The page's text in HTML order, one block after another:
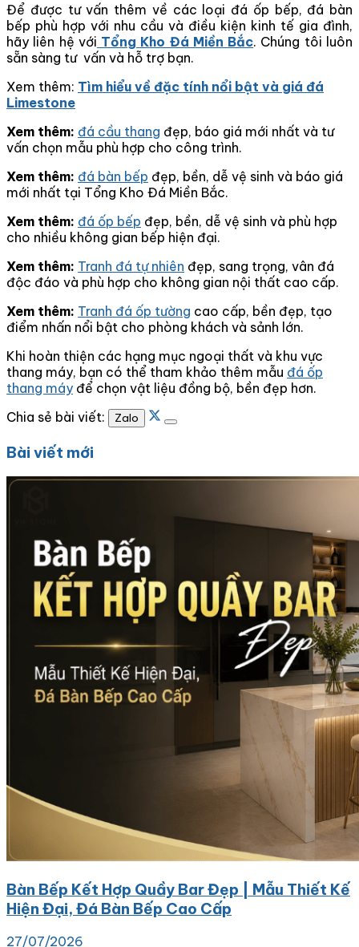
Để được tư vấn thêm về các loại đá ốp bếp, đá bàn
bếp phù hợp với nhu cầu và điều kiện kinh tế gia đình,
hãy liên hệ với Tổng Kho Đá Miền Bắc. Chúng tôi luôn
sẵn sàng tư vấn và hỗ trợ bạn.
Xem thêm: Tìm hiểu về đặc tính nổi bật và giá đá
Limestone
Xem thêm: đá cầu thang đẹp, báo giá mới nhất và tư
vấn chọn mẫu phù hợp cho công trình.
Xem thêm: đá bàn bếp đẹp, bền, dễ vệ sinh và báo giá
mới nhất tại Tổng Kho Đá Miền Bắc.
Xem thêm: đá ốp bếp đẹp, bền, dễ vệ sinh và phù hợp
cho nhiều không gian bếp hiện đại.
Xem thêm: Tranh đá tự nhiên đẹp, sang trọng, vân đá
độc đáo và phù hợp cho không gian nội thất cao cấp.
Xem thêm: Tranh đá ốp tường cao cấp, bền đẹp, tạo
điểm nhấn nổi bật cho phòng khách và sảnh lớn.
Khi hoàn thiện các hạng mục ngoại thất và khu vực
thang máy, bạn có thể tham khảo thêm mẫu đá ốp
thang máy để chọn vật liệu đồng bộ, bền đẹp hơn.
Chia sẻ bài viết:
Zalo
Bài viết mới
Bàn Bếp Kết Hợp Quầy Bar Đẹp | Mẫu Thiết Kế
Hiện Đại, Đá Bàn Bếp Cao Cấp
27/07/2026